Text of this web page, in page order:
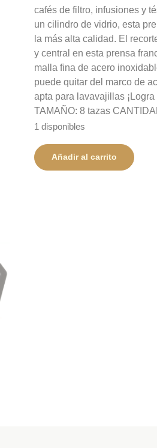
cafés de filtro, infusiones y
un cilindro de vidrio, esta
la más alta calidad. El
y central en esta prensa
malla fina de acero
puede quitar del marco de
apta para lavavajillas
TAMAÑO: 8 tazas
1 disponibles
Añadir al carrito